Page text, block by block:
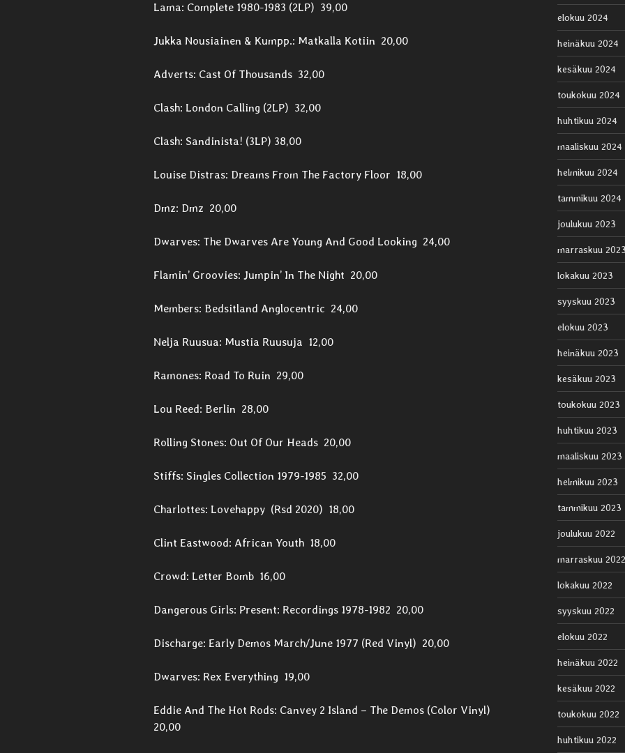
Lama: Complete 1980-1983 (2LP) 39,00
Jukka Nousiainen & Kumpp.: Matkalla Kotiin 20,00
Adverts: Cast Of Thousands 32,00
Clash: London Calling (2LP) 32,00
Clash: Sandinista! (3LP) 38,00
Louise Distras: Dreams From The Factory Floor 18,00
Dmz: Dmz 20,00
Dwarves: The Dwarves Are Young And Good Looking 24,00
Flamin’ Groovies: Jumpin’ In The Night 20,00
Members: Bedsitland Anglocentric 24,00
Nelja Ruusua: Mustia Ruusuja 12,00
Ramones: Road To Ruin 29,00
Lou Reed: Berlin 28,00
Rolling Stones: Out Of Our Heads 20,00
Stiffs: Singles Collection 1979-1985 32,00
Charlottes: Lovehappy (Rsd 2020) 18,00
Clint Eastwood: African Youth 18,00
Crowd: Letter Bomb 16,00
Dangerous Girls: Present: Recordings 1978-1982 20,00
Discharge: Early Demos March/June 1977 (Red Vinyl) 20,00
Dwarves: Rex Everything 19,00
Eddie And The Hot Rods: Canvey 2 Island – The Demos (Color Vinyl)
20,00
elokuu 2024
heinäkuu 2024
kesäkuu 2024
toukokuu 2024
huhtikuu 2024
maaliskuu 2024
helmikuu 2024
tammikuu 2024
joulukuu 2023
marraskuu
lokakuu 2023
syyskuu 2023
elokuu 2023
heinäkuu 2023
kesäkuu 2023
toukokuu 2023
huhtikuu 2023
maaliskuu 2023
helmikuu 2023
tammikuu 2023
joulukuu 2022
marraskuu 2022
lokakuu 2022
syyskuu 2022
elokuu 2022
heinäkuu 2022
kesäkuu 2022
toukokuu 2022
huhtikuu 2022